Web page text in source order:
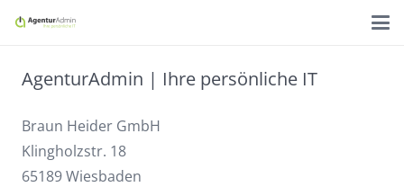
AgenturAdmin | Ihre persönliche IT
Braun Heider GmbH
Klingholzstr. 18
65189 Wiesbaden